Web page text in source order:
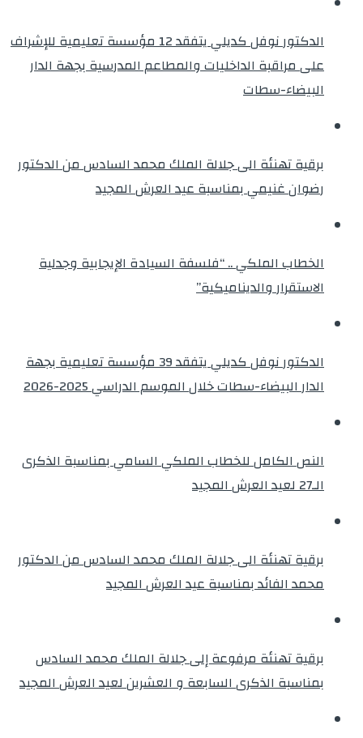
الدكتور نوفل كديلي يتفقد 12 مؤسسة تعليمية للإشراف
على مراقبة الداخليات والمطاعم المدرسية بجهة الدار
البيضاء-سطات
برقية تهنئة الى جلالة الملك محمد السادس من الدكتور
رضوان غنيمي بمناسبة عيد العرش المجيد
الخطاب الملكي .. “فلسفة السيادة الإيجابية وجدلية
الاستقرار والديناميكية”
الدكتور نوفل كديلي يتفقد 39 مؤسسة تعليمية بجهة
الدار البيضاء-سطات خلال الموسم الدراسي 2025-2026
النص الكامل للخطاب الملكي السامي بمناسبة الذكرى
الـ27 لعيد العرش المجيد
برقية تهنئة الى جلالة الملك محمد السادس من الدكتور
محمد الفائد بمناسبة عيد العرش المجيد
برقية تهنئة مرفوعة إلى جلالة الملك محمد السادس
بمناسبة الذكرى السابعة و العشرين لعيد العرش المجيد